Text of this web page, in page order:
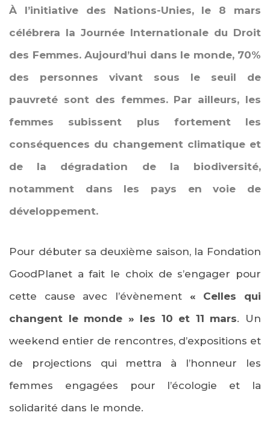
À l’initiative des Nations-Unies, le 8 mars
célébrera la Journée Internationale du Droit
des Femmes. Aujourd’hui dans le monde, 70%
des personnes vivant sous le seuil de
pauvreté sont des femmes. Par ailleurs, les
femmes subissent plus fortement les
conséquences du changement climatique et
de la dégradation de la biodiversité,
notamment dans les pays en voie de
développement.
Pour débuter sa deuxième saison, la Fondation
GoodPlanet a fait le choix de s’engager pour
cette cause avec l’évènement « Celles qui
changent le monde » les 10 et 11 mars. Un
weekend entier de rencontres, d’expositions et
de projections qui mettra à l’honneur les
femmes engagées pour l’écologie et la
solidarité dans le monde.